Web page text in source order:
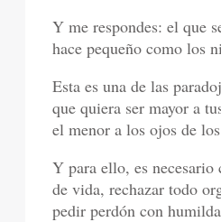
Y me respondes: el que
hace pequeño como los
Esta es una de las
que quiera ser mayor a
el menor a los ojos de
Y para ello, es necesario
de vida, rechazar todo
pedir perdón con